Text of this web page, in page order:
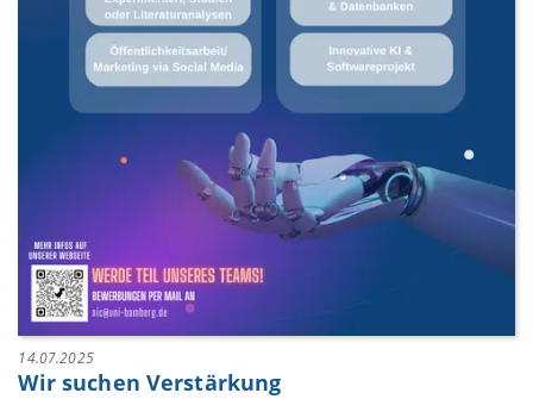
14.07.2025
Wir suchen Verstärkung